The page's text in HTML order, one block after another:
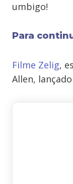
umbigo!
Para
Filme Zelig,
Allen,